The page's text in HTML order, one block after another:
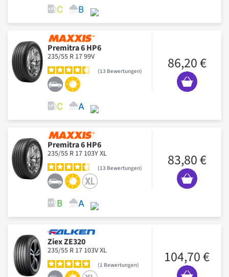
Premitra 6 HP6
235/55 R 17 99V
13 Bewertungen 86,20 €
Premitra 6 HP6
235/55 R 17 103Y XL
13 Bewertungen 83,80 €
Ziex ZE320
235/55 R 17 103V XL
1 Bewertungen 104,70 €